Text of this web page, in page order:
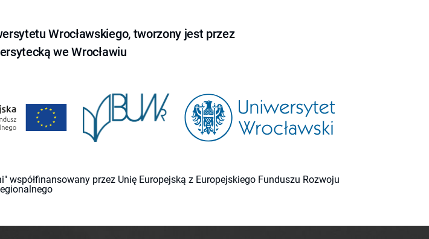
Wrocławskiego, tworzony jest przez
we Wrocławiu
przez Unię Europejską z Europejskiego Funduszu Rozwoju